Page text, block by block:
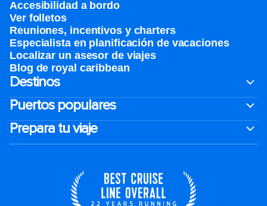
Accesibilidad a bordo
Ver folletos
Reuniones, incentivos y charters​
Especialista en planificación de vacaciones
Localizar un asesor de viajes
Blog de royal caribbean
Destinos
Puertos populares
Prepara tu viaje